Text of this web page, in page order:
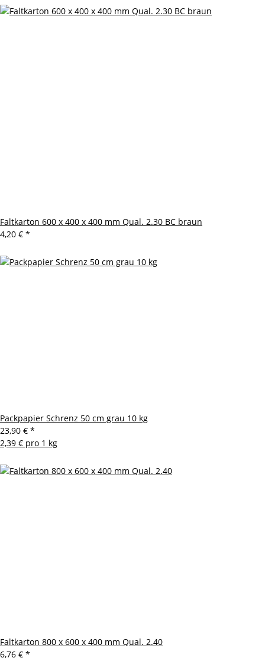
Faltkarton 600 x 400 x 400 mm Qual. 2.30 BC braun
4,20 € *
Packpapier Schrenz 50 cm grau 10 kg
23,90 € *
2,39 € pro 1 kg
Faltkarton 800 x 600 x 400 mm Qual. 2.40
6,76 € *